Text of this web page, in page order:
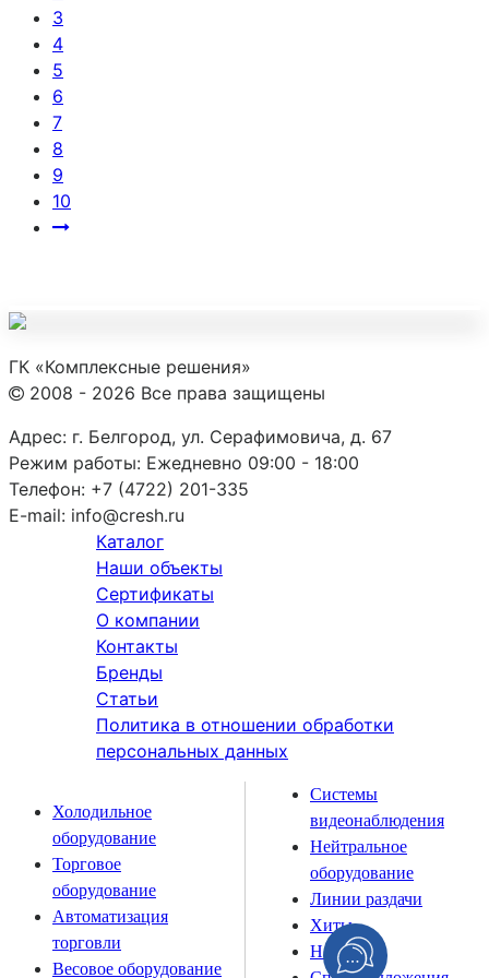
3
4
5
6
7
8
9
10
ГК «Комплексные решения»
2008 - 2026 Все права защищены
Адрес: г. Белгород, ул. Серафимовича, д. 67
Режим работы: Ежедневно 09:00 - 18:00
Телефон: +7 (4722) 201-335
E-mail: info@cresh.ru
Каталог
Наши объекты
Сертификаты
О компании
Контакты
Бренды
Статьи
Политика в отношении обработки
персональных данных
Холодильное
оборудование
Торговое
оборудование
Автоматизация
торговли
Весовое оборудование
Системы
видеонаблюдения
Нейтральное
оборудование
Линии раздачи
Хиты
Новинки